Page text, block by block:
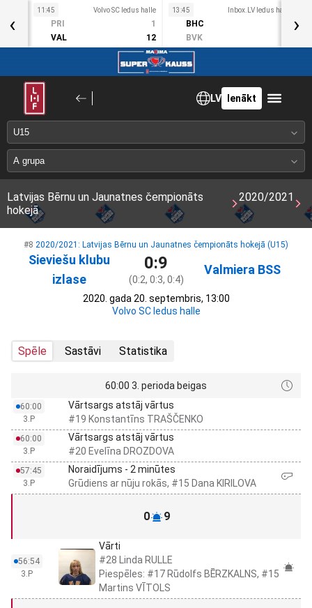
Okt
11:45 Volvo SC ledus halle
PRI
1
VAL
12
13:45 Inbox.LV ledus halle
BHC
BVK
‹ ›
LV Ienākt
Latvijas Bērnu un Jaunatnes čempionāts
hokejā
2020/2021
#8 2020/2021: Latvijas Bērnu un Jaunatnes čempionāts hokejā (U15)
Sieviešu klubu
izlase
0:9
(0:2, 0:3, 0:4)
Valmiera BSS
2020. gada 20. septembris, 13:00
Volvo SC ledus halle
Spēle Sastāvi Statistika
60:00 3. perioda beigas
60:00
3.P
Vārtsargs atstāj vārtus
#19 Konstantīns TRAŠČENKO
60:00
3.P
Vārtsargs atstāj vārtus
#20 Evelīna DROZDOVA
57:45
3.P
Noraidījums - 2 minūtes
Grūdiens ar nūju rokās, #15 Dana KIRILOVA
0 9
56:54
3.P
Vārti
#28 Linda RULLE
Piespēles: #17 Rūdolfs BĒRZKALNS, #15
Martins VĪTOLS